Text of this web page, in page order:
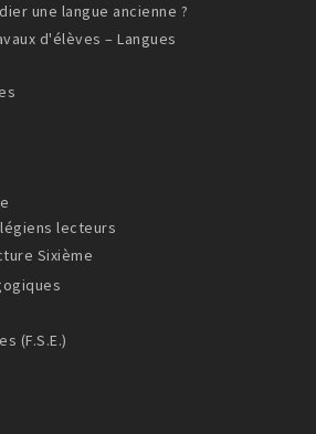
une langue ancienne ?
d'élèves – Langues
lecteurs
Sixième
(F.S.E.)